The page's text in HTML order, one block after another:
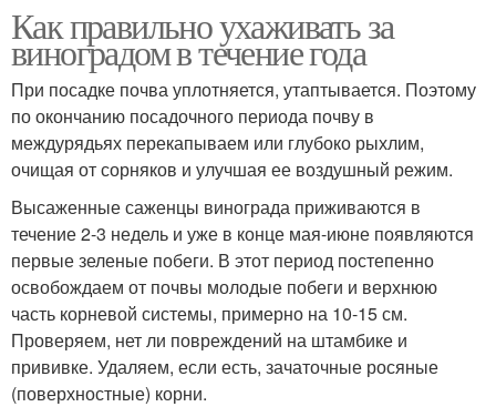
Как правильно ухаживать за
виноградом в течение года
При посадке почва уплотняется, утаптывается. Поэтому
по окончанию посадочного периода почву в
междурядьях перекапываем или глубоко рыхлим,
очищая от сорняков и улучшая ее воздушный режим.
Высаженные саженцы винограда приживаются в
течение 2-3 недель и уже в конце мая-июне появляются
первые зеленые побеги. В этот период постепенно
освобождаем от почвы молодые побеги и верхнюю
часть корневой системы, примерно на 10-15 см.
Проверяем, нет ли повреждений на штамбике и
прививке. Удаляем, если есть, зачаточные росяные
(поверхностные) корни.